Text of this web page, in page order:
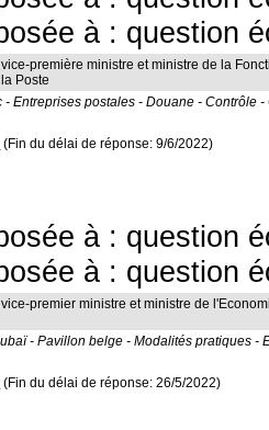
à : question
vice-première ministre et ministre de la
la Poste
- Entreprises postales - Douane - Contrôle
(Fin du délai de réponse: 9/6/2022)
à : question
à : question
vice-premier ministre et ministre de
- Pavillon belge - Modalités pratiques
(Fin du délai de réponse: 26/5/2022)